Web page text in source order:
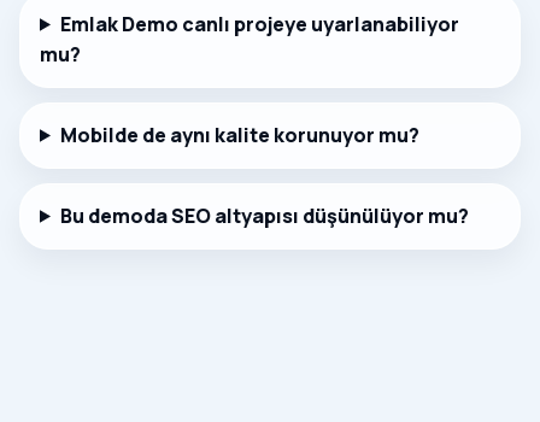
Emlak Demo canlı projeye uyarlanabiliyor
mu?
Mobilde de aynı kalite korunuyor mu?
Bu demoda SEO altyapısı düşünülüyor mu?